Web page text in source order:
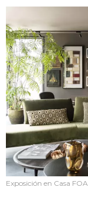
Exposición en Casa